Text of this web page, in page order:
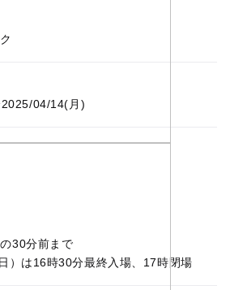
04/14(月)
30分前まで
）は16時30分最終入場、17時閉場